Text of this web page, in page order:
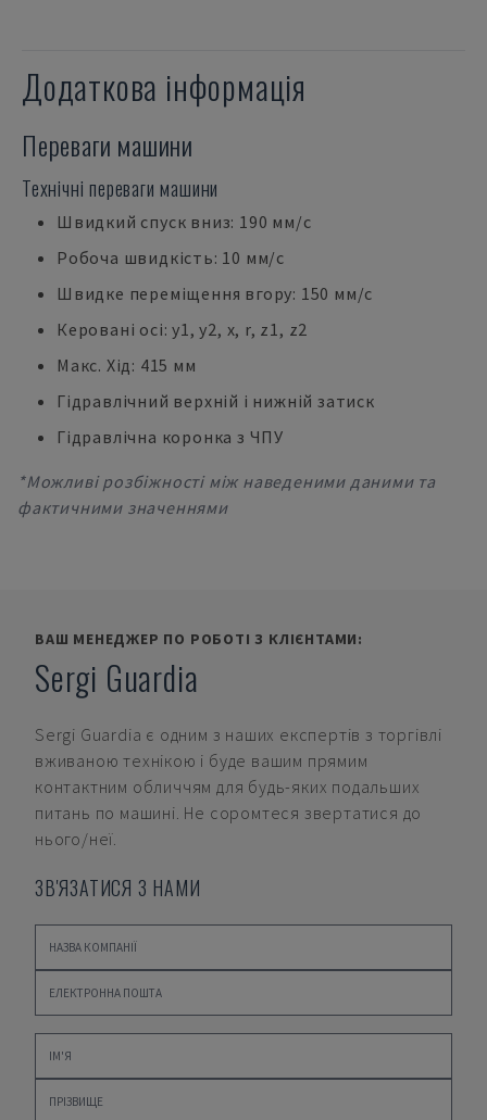
Додаткова інформація
Переваги машини
Технічні переваги машини
Швидкий спуск вниз: 190 мм/с
Робоча швидкість: 10 мм/с
Швидке переміщення вгору: 150 мм/с
Керовані осі: y1, y2, x, r, z1, z2
Макс. Хід: 415 мм
Гідравлічний верхній і нижній затиск
Гідравлічна коронка з ЧПУ
*Можливі розбіжності між наведеними даними та
фактичними значеннями
ВАШ МЕНЕДЖЕР ПО РОБОТІ З КЛІЄНТАМИ:
Sergi Guardia
Sergi Guardia є одним з наших експертів з торгівлі
вживаною технікою і буде вашим прямим
контактним обличчям для будь-яких подальших
питань по машині. Не соромтеся звертатися до
нього/неї.
ЗВ'ЯЗАТИСЯ З НАМИ